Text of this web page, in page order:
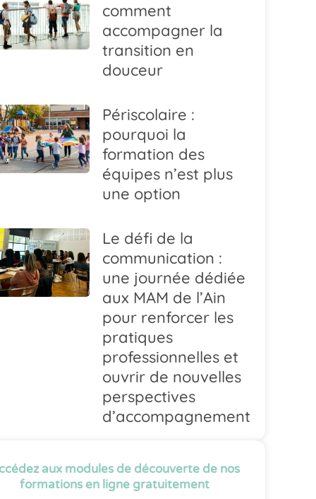
comment
accompagner la
transition en
douceur
Périscolaire :
pourquoi la
formation des
équipes n’est plus
une option
Le défi de la
communication :
une journée dédiée
aux MAM de l’Ain
pour renforcer les
pratiques
professionnelles et
ouvrir de nouvelles
perspectives
d’accompagnement
aux modules de découverte de nos
formations en ligne gratuitement